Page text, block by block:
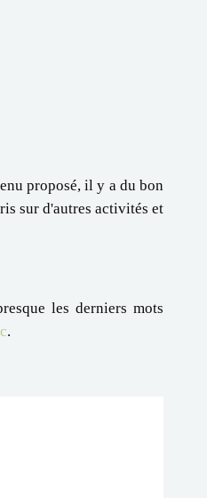
proposé, il y a du bon
sur d'autres activités et
les derniers mots
.